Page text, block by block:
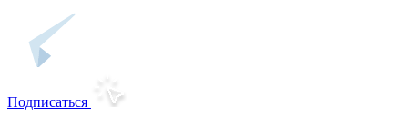
Подписаться